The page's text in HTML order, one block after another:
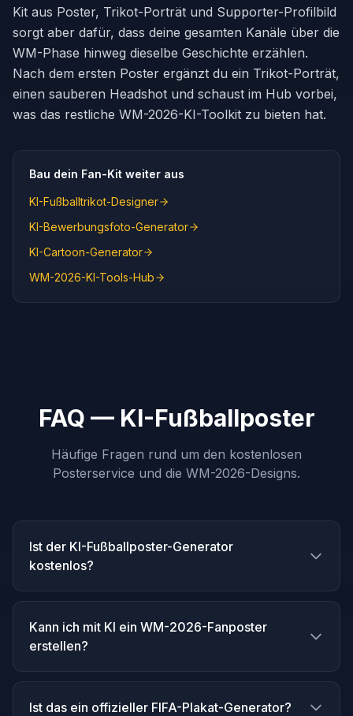
Kit aus Poster, Trikot-Porträt und Supporter-Profilbild
sorgt aber dafür, dass deine gesamten Kanäle über die
WM-Phase hinweg dieselbe Geschichte erzählen.
Nach dem ersten Poster ergänzt du ein Trikot-Porträt,
einen sauberen Headshot und schaust im Hub vorbei,
was das restliche WM-2026-KI-Toolkit zu bieten hat.
Bau dein Fan-Kit weiter aus
KI-Fußballtrikot-Designer
KI-Bewerbungsfoto-Generator
KI-Cartoon-Generator
WM-2026-KI-Tools-Hub
FAQ — KI-Fußballposter
Häufige Fragen rund um den kostenlosen
Posterservice und die WM-2026-Designs.
Ist der KI-Fußballposter-Generator
kostenlos?
Kann ich mit KI ein WM-2026-Fanposter
erstellen?
Ist das ein offizieller FIFA-Plakat-Generator?